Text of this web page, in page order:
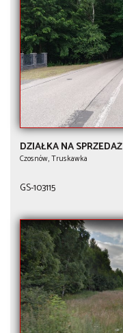
DZIAŁKA NA SPRZEDAŻ
Czosnów, Truskawka
GS-103115